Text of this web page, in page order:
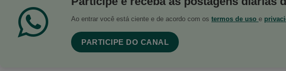
Ao entrar você está ciente e de acordo com os termos de uso e
PARTICIPE DO CANAL